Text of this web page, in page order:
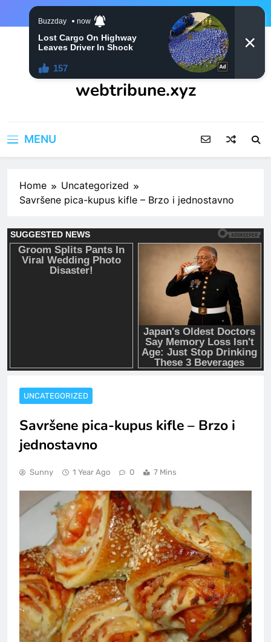
webtribune.xyz
MENU
Home
Uncategorized
Savršene pica-kupus kifle – Brzo i jednostavno
UNCATEGORIZED
Savršene pica-kupus kifle – Brzo i
jednostavno
Sunny 1 Year Ago 0 7 Mins